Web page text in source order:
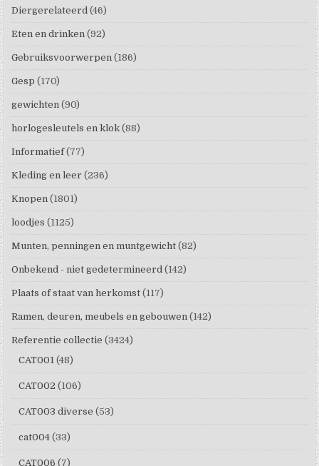
Diergerelateerd (46)
Eten en drinken (92)
Gebruiksvoorwerpen (186)
Gesp (170)
gewichten (90)
horlogesleutels en klok (88)
Informatief (77)
Kleding en leer (236)
Knopen (1801)
loodjes (1125)
Munten, penningen en muntgewicht (82)
Onbekend - niet gedetermineerd (142)
Plaats of staat van herkomst (117)
Ramen, deuren, meubels en gebouwen (142)
Referentie collectie (3424)
CAT001 (48)
CAT002 (106)
CAT003 diverse (53)
cat004 (33)
CAT006 (7)